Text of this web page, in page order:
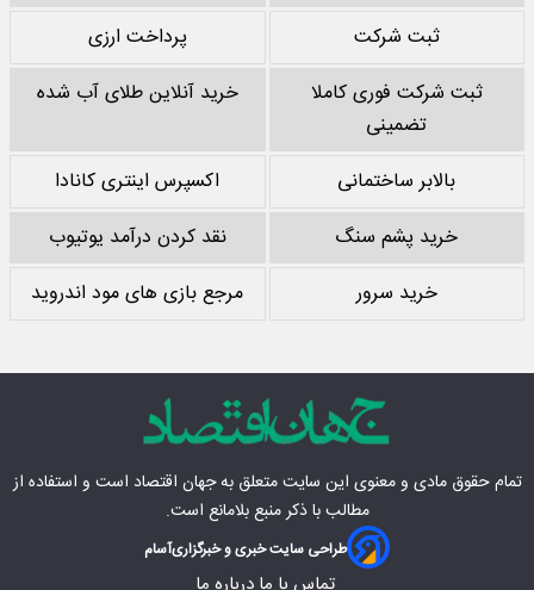
ثبت شرکت
پرداخت ارزی
ثبت شرکت فوری کاملا
تضمینی
خرید آنلاین طلای آب شده
بالابر ساختمانی
اکسپرس اینتری کانادا
خرید پشم سنگ
نقد کردن درآمد یوتیوب
خرید سرور
مرجع بازی های مود اندروید
تمام حقوق مادی‌ و معنوی این سایت متعلق بهجهان اقتصاد است و استفاده از
مطالب با ذکر منبع بلامانع است.
طراحی سایت خبری و خبرگزاریآسام